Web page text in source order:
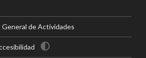
General de Actividades